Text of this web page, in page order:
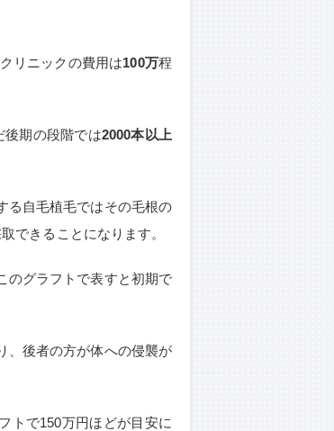
リニックの費用は100万程
後期の段階では2000本以上
る自毛植毛ではその毛根の
できることになります。
のグラフトで表すと初期で
、後者の方が体への侵襲が
トで150万円ほどが目安に